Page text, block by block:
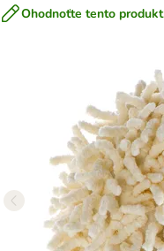
Ohodnoťte tento produkt